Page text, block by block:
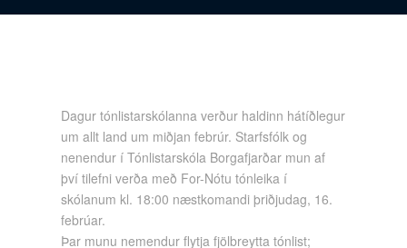
Dagur tónlistarskólanna verður haldinn hátíðlegur
um allt land um miðjan febrúr. Starfsfólk og
nenendur í Tónlistarskóla Borgafjarðar mun af
því tilefni verða með For-Nótu tónleika í
skólanum kl. 18:00 næstkomandi þriðjudag, 16.
febrúar.
Þar munu nemendur flytja fjölbreytta tónlist;